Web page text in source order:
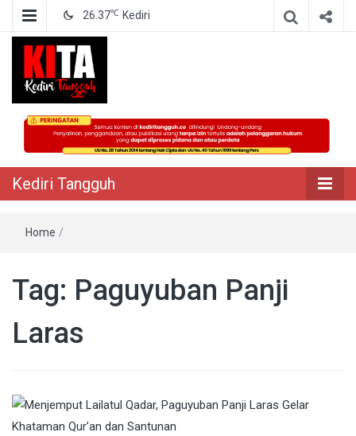
26.37℃ Kediri
Kediri Tangguh
Berita Akurat Terpercaya
Kediri Tangguh
Home /
Tag: Paguyuban Panji
Laras